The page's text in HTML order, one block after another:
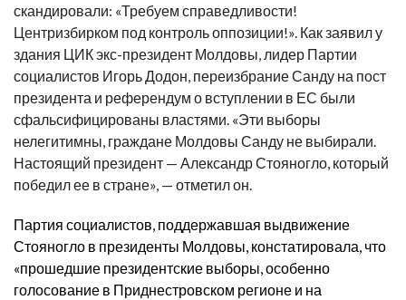
скандировали: «Требуем справедливости!
Центризбирком под контроль оппозиции!». Как заявил у
здания ЦИК экс-президент Молдовы, лидер Партии
социалистов Игорь Додон, переизбрание Санду на пост
президента и референдум о вступлении в ЕС были
сфальсифицированы властями. «Эти выборы
нелегитимны, граждане Молдовы Санду не выбирали.
Настоящий президент — Александр Стояногло, который
победил ее в стране», — отметил он.
Партия социалистов, поддержавшая выдвижение
Стояногло в президенты Молдовы, констатировала, что
«прошедшие президентские выборы, особенно
голосование в Приднестровском регионе и на